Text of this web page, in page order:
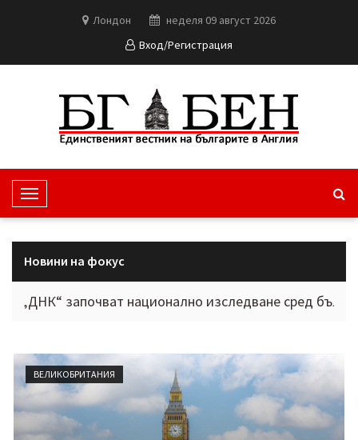
Лондон
неделя 09 август 2026
Вход/Регистрация
T
o
g
N
v
i
a
t
Новини на фокус
национално изследване сред българите в
ВЕЛИКОБРИТАНИЯ